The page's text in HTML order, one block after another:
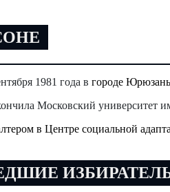
1981 года в городе
Московский университет
в Центре социальной